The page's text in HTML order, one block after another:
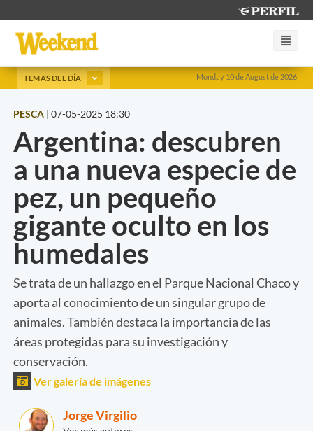
Monday 10 de August de 2026
TEMAS DEL DÍA
PESCA | 07-05-2025 18:30
Argentina: descubren
a una nueva especie de
pez, un pequeño
gigante oculto en los
humedales
Se trata de un hallazgo en el Parque Nacional Chaco y
aporta al conocimiento de un singular grupo de
animales. También destaca la importancia de las
áreas protegidas para su investigación y
conservación.
Ver galería de imágenes
Jorge Virgilio